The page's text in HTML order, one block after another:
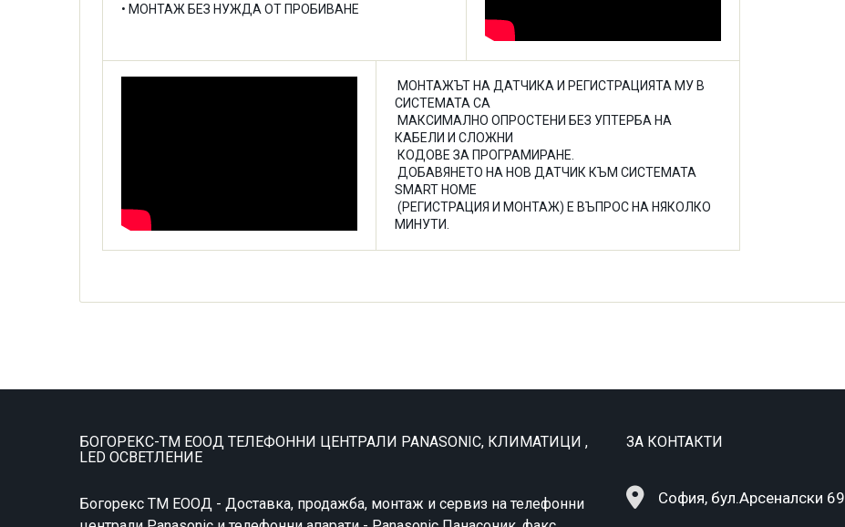
• МОНТАЖ БЕЗ НУЖДА ОТ ПРОБИВАНЕ
МОНТАЖЪТ НА ДАТЧИКА И РЕГИСТРАЦИЯТА МУ В
СИСТЕМАТА СА
МАКСИМАЛНО ОПРОСТЕНИ БЕЗ УПТЕРБА НА
КАБЕЛИ И СЛОЖНИ
КОДОВЕ ЗА ПРОГРАМИРАНЕ.
ДОБАВЯНЕТО НА НОВ ДАТЧИК КЪМ СИСТЕМАТА
SMART HOME
(РЕГИСТРАЦИЯ И МОНТАЖ) Е ВЪПРОС НА НЯКОЛКО
МИНУТИ.
БОГОРЕКС-ТМ ЕООД ТЕЛЕФОННИ ЦЕНТРАЛИ PANASONIC, КЛИМАТИЦИ ,
LED ОСВЕТЛЕНИЕ
Богорекс ТМ ЕООД - Доставка, продажба, монтаж и сервиз на телефонни
ЗА КОНТАКТИ
София, бул.Арсеналски 69